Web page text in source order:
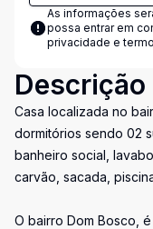
As informações
possa entrar em
privacidade e
Descrição
Casa localizada no
dormitórios sendo 02
banheiro social,
carvão, sacada,
O bairro Dom Bosco,